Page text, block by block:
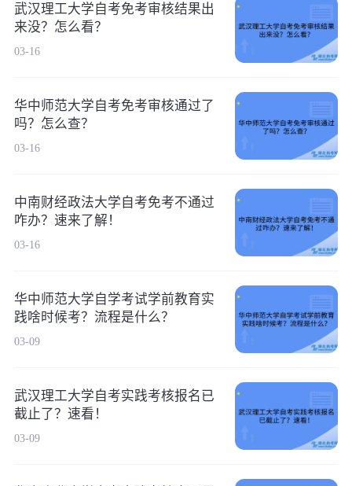
武汉理工大学自考免考审核结果出
来没？怎么看？
03-16
华中师范大学自考免考审核通过了
吗？怎么查？
03-16
中南财经政法大学自考免考不通过
咋办？速来了解！
03-16
华中师范大学自学考试学前教育实
践啥时候考？流程是什么？
03-09
武汉理工大学自考实践考核报名已
截止了？速看！
03-09